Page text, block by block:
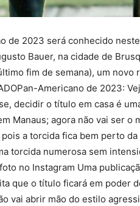
de 2023 será conhecido
Bauer, na cidade de
fim de semana), um
Americano de 2023:
decidir o título em casa é
Manaus; agora não vai ser
a torcida fica bem perto
torcida numerosa sem
no Instagram Uma
que o título ficará em poder
vai abrir mão do estilo